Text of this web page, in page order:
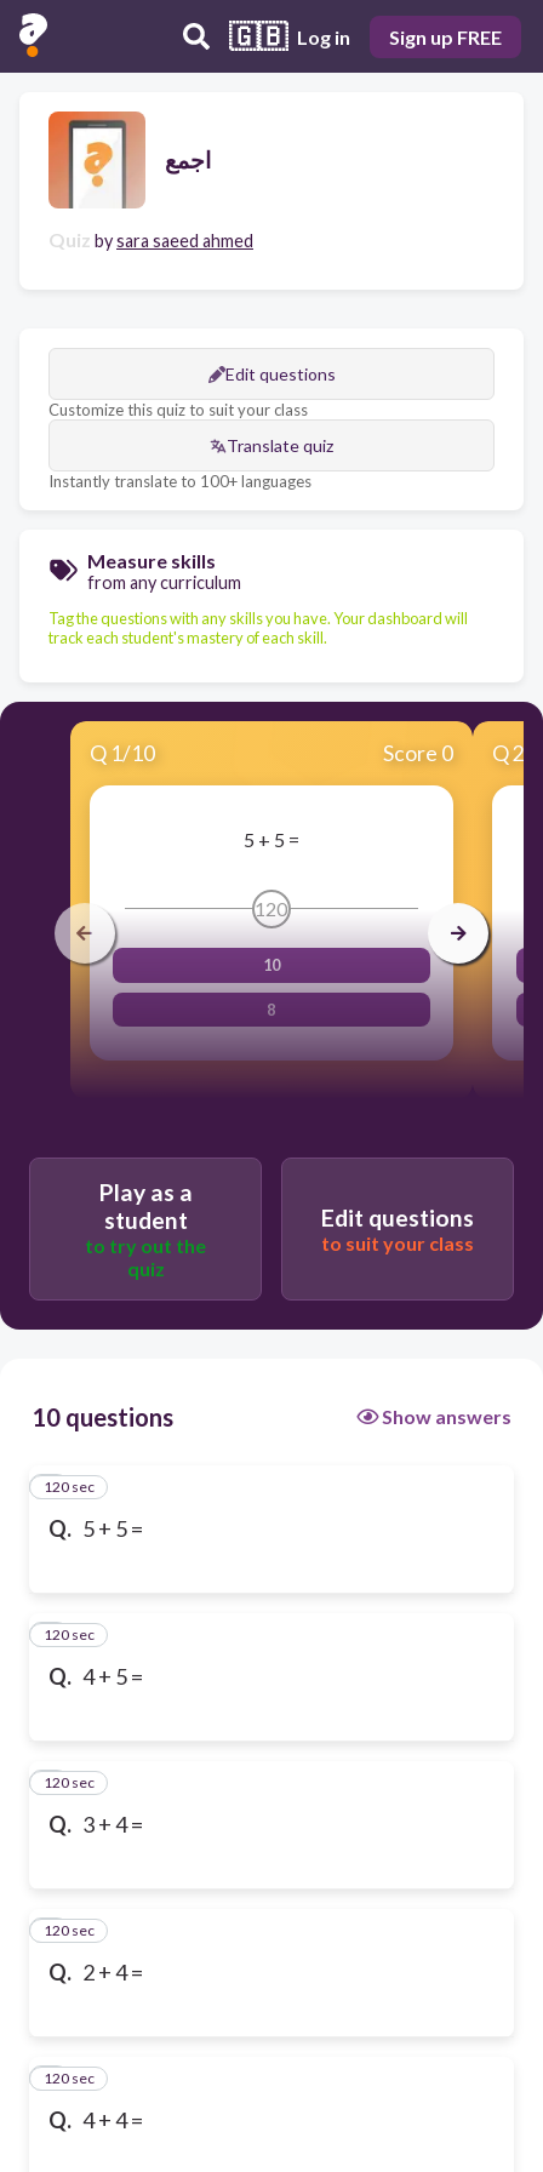
🇬🇧 Log in Sign up FREE
اجمع
Quiz bysara saeed ahmed
Edit questions
Customize this quiz to suit your class
Translate quiz
Instantly translate to 100+ languages
Measure skills
from any curriculum
Tag the questions with any skills you have. Your dashboard will
track each student's mastery of each skill.
Q 1/10 Score 0
5 + 5 =
120
10
8
Q2
Play as a
student
to try out the
quiz
Edit questions
to suit your class
10 questions Show answers
Q. 5 + 5 =
1
120 sec
Q. 4 + 5 =
2
120 sec
Q. 3 + 4 =
3
120 sec
Q. 2 + 4 =
4
120 sec
Q. 4 + 4 =
5
120 sec